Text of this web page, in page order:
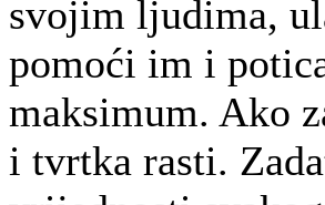
svojim ljudima,
pomoći im i
maksimum. Ako
i tvrtka rasti.